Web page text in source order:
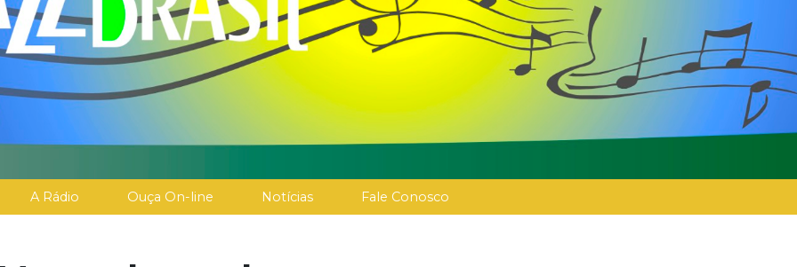
A Rádio Ouça On-line Notícias Fale Conosco